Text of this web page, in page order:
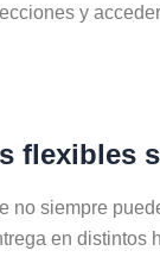
y
flexibles
no siempre
en distintos